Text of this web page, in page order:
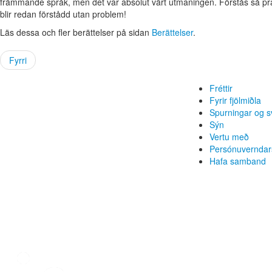
blir redan förstådd utan problem!
Läs dessa och fler berättelser på sidan Berättelser.
Fyrri
Fréttir
Fyrir fjölmiðla
Spurningar og
Sýn
Vertu með
Hafa samband